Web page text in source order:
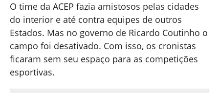
O time da ACEP fazia amistosos pelas cidades
do interior e até contra equipes de outros
Estados. Mas no governo de Ricardo Coutinho o
campo foi desativado. Com isso, os cronistas
ficaram sem seu espaço para as competições
esportivas.